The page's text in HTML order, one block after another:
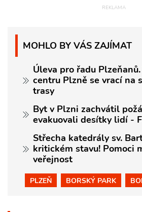
MOHLO BY VÁS ZAJÍMAT
Úleva pro řadu
centru Plzně se vrací na
trasy
Byt v Plzni zachvátil
evakuovali desítky lidí -
Střecha katedrály sv.
kritickém stavu! Pomoci
veřejnost
PLZEŇ BORSKÝ PARK